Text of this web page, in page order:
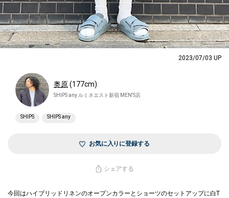
2023/07/03 UP
奥原(177cm)
SHIPS any ルミネエスト新宿 MEN'S店
SHIPS SHIPS any
お気に入りに登録する
シェアする
今回はハイブリッドリネンのオープンカラーとショーツのセットアップに白T